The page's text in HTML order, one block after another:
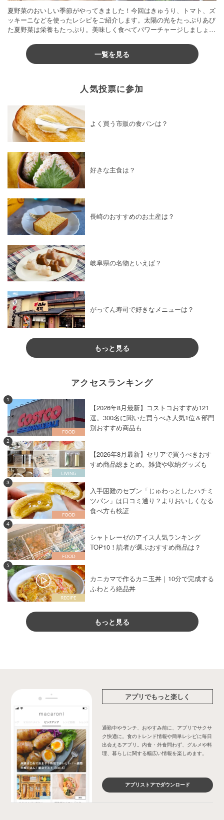
夏野菜のおいしい季節がやってきました！今回はきゅうり、トマト、ズ
ッキーニなどを使ったレシピをご紹介します。太陽の光をたっぷりあび
た夏野菜は栄養もたっぷり。美味しく食べてパワーチャージしましょう
一覧を見る
人気投票に参加
よく買う市販の食パンは？
好きな主食は？
長崎のおすすめのお土産は？
岐阜県の名物といえば？
がってん寿司で好きなメニューは？
もっと見る
アクセスランキング
1
【2026年8月最新】コストコおすすめ121
選。300名に聞いた買うべき人気1位＆部門
別おすすめ商品も
2
【2026年8月最新】セリアで買うべきおす
すめ商品総まとめ。雑貨や収納グッズも
3
入手困難のセブン「じゅわっとしたハチミ
ツパン」は口コミ通り？よりおいしくなる
食べ方も検証
4
シャトレーゼのアイス人気ランキング
TOP10！読者が選ぶおすすめ商品は？
5
カニカマで作るカニ玉丼｜10分で完成する
ふわとろ絶品丼
もっと見る
アプリでもっと楽しく
通勤中やランチ、おやすみ前に、アプリでサクサ
ク快適に。食のトレンド情報や簡単レシピに毎日
出会えるアプリ。内食・外食問わず、グルメや料
理、暮らしに関する幅広い情報を楽しめます。
アプリストアでダウンロード